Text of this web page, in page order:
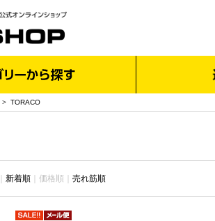
> TORACO
｜ 新着順 ｜ 価格順｜ 売れ筋順